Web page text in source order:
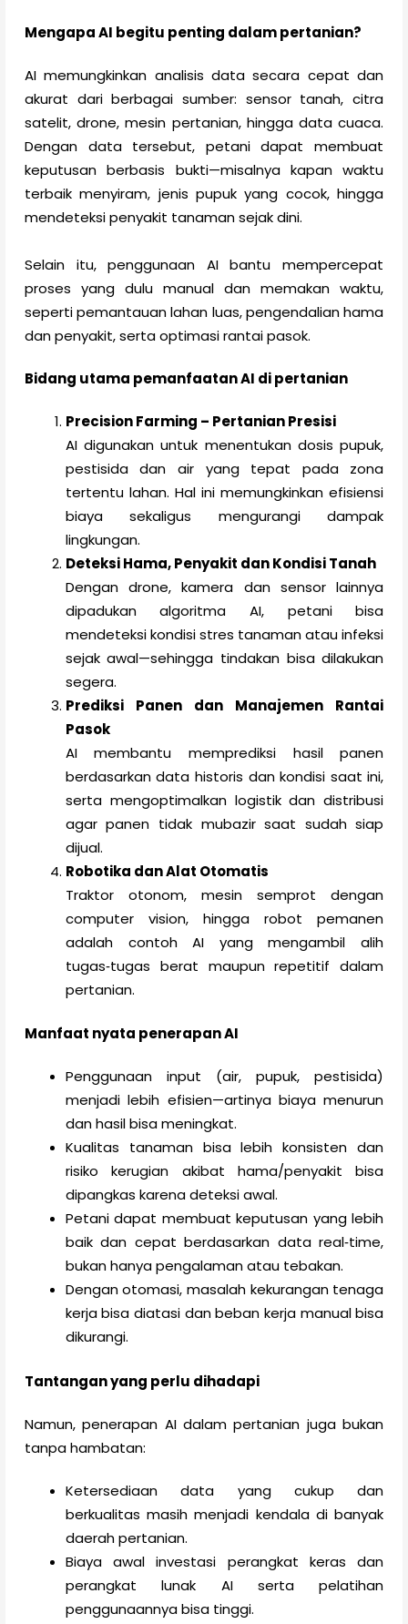
Mengapa AI begitu penting dalam pertanian?
AI memungkinkan analisis data secara cepat dan
akurat dari berbagai sumber: sensor tanah, citra
satelit, drone, mesin pertanian, hingga data cuaca.
Dengan data tersebut, petani dapat membuat
keputusan berbasis bukti—misalnya kapan waktu
terbaik menyiram, jenis pupuk yang cocok, hingga
mendeteksi penyakit tanaman sejak dini.
Selain itu, penggunaan AI bantu mempercepat
proses yang dulu manual dan memakan waktu,
seperti pemantauan lahan luas, pengendalian hama
dan penyakit, serta optimasi rantai pasok.
Bidang utama pemanfaatan AI di pertanian
Precision Farming – Pertanian Presisi
AI digunakan untuk menentukan dosis pupuk,
pestisida dan air yang tepat pada zona
tertentu lahan. Hal ini memungkinkan efisiensi
biaya sekaligus mengurangi dampak
lingkungan.
Deteksi Hama, Penyakit dan Kondisi Tanah
Dengan drone, kamera dan sensor lainnya
dipadukan algoritma AI, petani bisa
mendeteksi kondisi stres tanaman atau infeksi
sejak awal—sehingga tindakan bisa dilakukan
segera.
Prediksi Panen dan Manajemen Rantai
Pasok
AI membantu memprediksi hasil panen
berdasarkan data historis dan kondisi saat ini,
serta mengoptimalkan logistik dan distribusi
agar panen tidak mubazir saat sudah siap
dijual.
Robotika dan Alat Otomatis
Traktor otonom, mesin semprot dengan
computer vision, hingga robot pemanen
adalah contoh AI yang mengambil alih
tugas‑tugas berat maupun repetitif dalam
pertanian.
Manfaat nyata penerapan AI
Penggunaan input (air, pupuk, pestisida)
menjadi lebih efisien—artinya biaya menurun
dan hasil bisa meningkat.
Kualitas tanaman bisa lebih konsisten dan
risiko kerugian akibat hama/penyakit bisa
dipangkas karena deteksi awal.
Petani dapat membuat keputusan yang lebih
baik dan cepat berdasarkan data real‑time,
bukan hanya pengalaman atau tebakan.
Dengan otomasi, masalah kekurangan tenaga
kerja bisa diatasi dan beban kerja manual bisa
dikurangi.
Tantangan yang perlu dihadapi
Namun, penerapan AI dalam pertanian juga bukan
tanpa hambatan:
Ketersediaan data yang cukup dan
berkualitas masih menjadi kendala di banyak
daerah pertanian.
Biaya awal investasi perangkat keras dan
perangkat lunak AI serta pelatihan
penggunaannya bisa tinggi.